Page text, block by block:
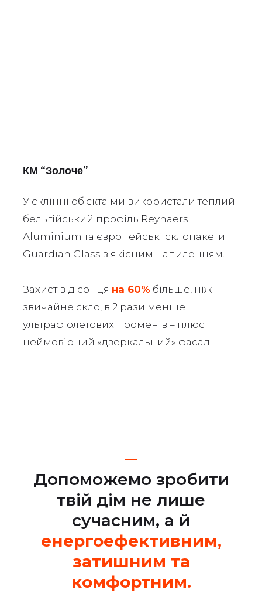
КМ “Золоче”
У склінні об'єкта ми використали теплий
бельгійський профіль Reynaers
Aluminium та європейські склопакети
Guardian Glass з якісним напиленням.
Захист від сонця на 60% більше, ніж
звичайне скло, в 2 рази менше
ультрафіолетових променів – плюс
неймовірний «дзеркальний» фасад.
Допоможемо зробити
твій дім не лише
сучасним, а й
енергоефективним,
затишним та
комфортним.